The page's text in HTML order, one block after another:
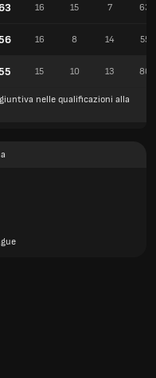
16 15 7 63
16 8 14 55
15 10 13 80
nelle qualificazioni alla